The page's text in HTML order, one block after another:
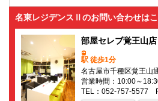
名東レジデンスⅡのお問い合わせは
部屋セレブ覚王山店
駅 徒歩1分
名古屋市千種区覚王山
営業時間：10:00～
TEL：052-757-5577